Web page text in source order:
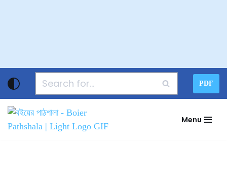
to
content
PDF
Menu